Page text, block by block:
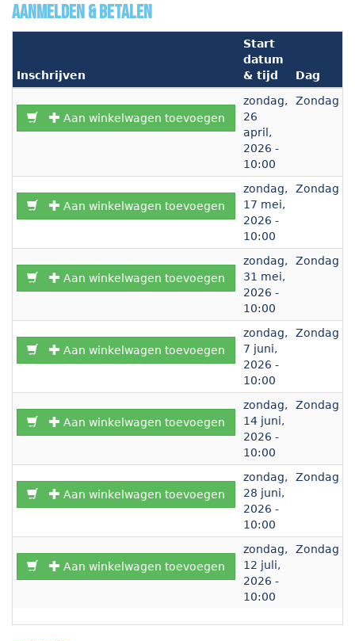
Aanmelden & betalen
Inschrijven
Start
datum
& tijd
Dag
Aan winkelwagen toevoegen
zondag,
26
april,
2026 -
10:00
Zondag
Aan winkelwagen toevoegen
zondag,
17 mei,
2026 -
10:00
Zondag
Aan winkelwagen toevoegen
zondag,
31 mei,
2026 -
10:00
Zondag
Aan winkelwagen toevoegen
zondag,
7 juni,
2026 -
10:00
Zondag
Aan winkelwagen toevoegen
zondag,
14 juni,
2026 -
10:00
Zondag
Aan winkelwagen toevoegen
zondag,
28 juni,
2026 -
10:00
Zondag
Aan winkelwagen toevoegen
zondag,
12 juli,
2026 -
10:00
Zondag